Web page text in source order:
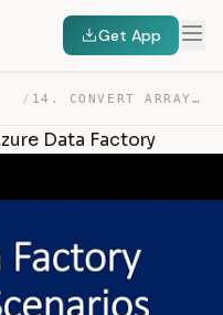
Get App
/ 14. CONVERT ARRAY TO STRING IN AZURE DATA FACTORY — TRANSCRIPT
Data Factory